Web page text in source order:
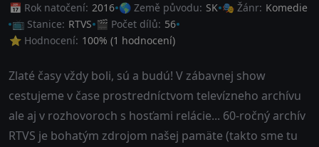
📅 Rok natočení: 2016 🌎 Země původu: SK 🎭 Žánr: Komedie
📺 Stanice: RTVS 🎬 Počet dílů: 56
⭐ Hodnocení: 100% (1 hodnocení)
Zlaté časy vždy boli, sú a budú! V zábavnej show
cestujeme v čase prostredníctvom televízneho archívu
ale aj v rozhovoroch s hosťami relácie... 60-ročný archív
RTVS je bohatým zdrojom našej pamäte (takto sme tu